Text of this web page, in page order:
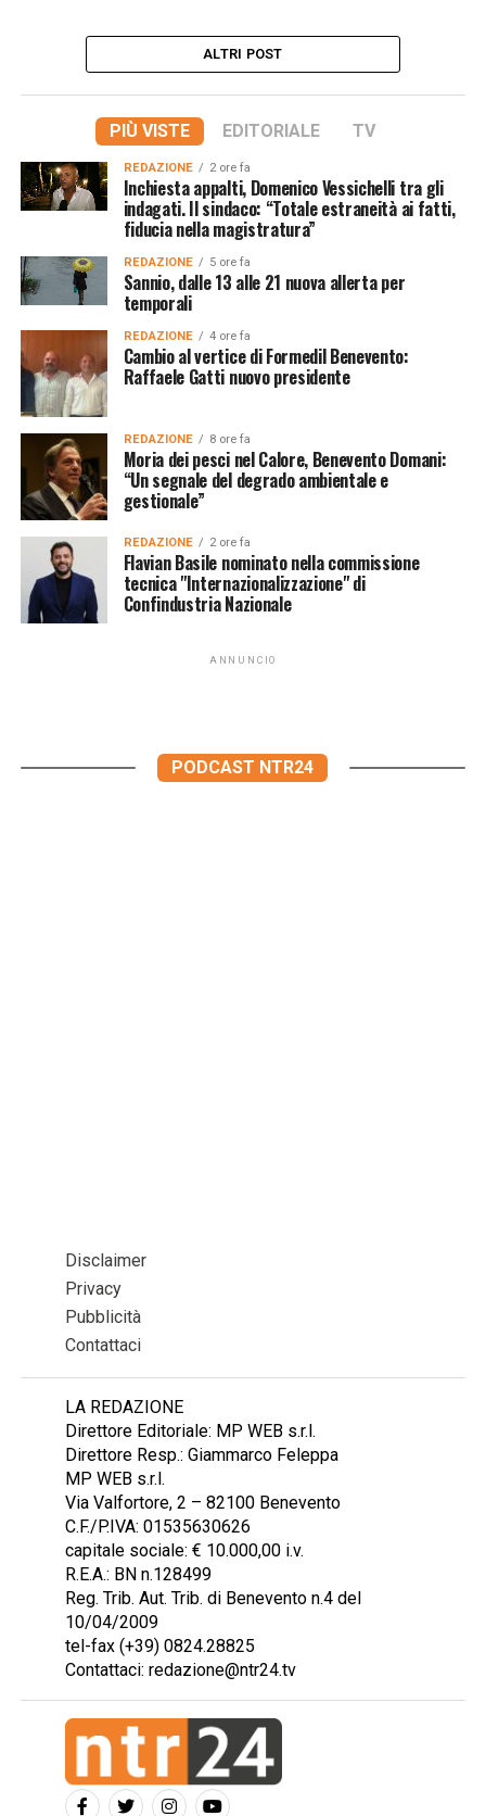
ALTRI POST
PIÙ VISTE EDITORIALE TV
REDAZIONE 2 ore fa
Inchiesta appalti, Domenico Vessichelli tra gli
indagati. Il sindaco: “Totale estraneità ai fatti,
fiducia nella magistratura”
REDAZIONE 5 ore fa
Sannio, dalle 13 alle 21 nuova allerta per
temporali
REDAZIONE 4 ore fa
Cambio al vertice di Formedil Benevento:
Raffaele Gatti nuovo presidente
REDAZIONE 8 ore fa
Moria dei pesci nel Calore, Benevento Domani:
“Un segnale del degrado ambientale e
gestionale”
REDAZIONE 2 ore fa
Flavian Basile nominato nella commissione
tecnica "Internazionalizzazione" di
Confindustria Nazionale
ANNUNCIO
PODCAST NTR24
Disclaimer
Privacy
Pubblicità
Contattaci
LA REDAZIONE
Direttore Editoriale: MP WEB s.r.l.
Direttore Resp.: Giammarco Feleppa
MP WEB s.r.l.
Via Valfortore, 2 – 82100 Benevento
C.F./P.IVA: 01535630626
capitale sociale: € 10.000,00 i.v.
R.E.A.: BN n.128499
Reg. Trib. Aut. Trib. di Benevento n.4 del
10/04/2009
tel-fax (+39) 0824.28825
Contattaci: redazione@ntr24.tv